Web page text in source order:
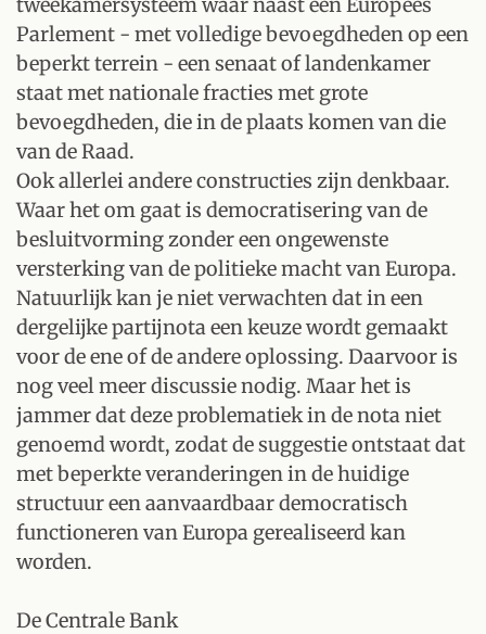
Parlement - met volledige bevoegdheden op een
beperkt terrein - een senaat of landenkamer
staat met nationale fracties met grote
bevoegdheden, die in de plaats komen van die
van de Raad.
Ook allerlei andere constructies zijn denkbaar.
Waar het om gaat is democratisering van de
besluitvorming zonder een ongewenste
versterking van de politieke macht van Europa.
Natuurlijk kan je niet verwachten dat in een
dergelijke partijnota een keuze wordt gemaakt
voor de ene of de andere oplossing. Daarvoor is
nog veel meer discussie nodig. Maar het is
jammer dat deze problematiek in de nota niet
genoemd wordt, zodat de suggestie ontstaat dat
met beperkte veranderingen in de huidige
structuur een aanvaardbaar democratisch
functioneren van Europa gerealiseerd kan
worden.
De Centrale Bank